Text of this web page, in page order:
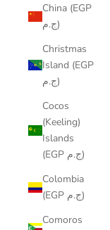
China (EGP
ج.م)
Christmas
Island (EGP
ج.م)
Cocos
(Keeling)
Islands
(EGP ج.م)
Colombia
(EGP ج.م)
Comoros